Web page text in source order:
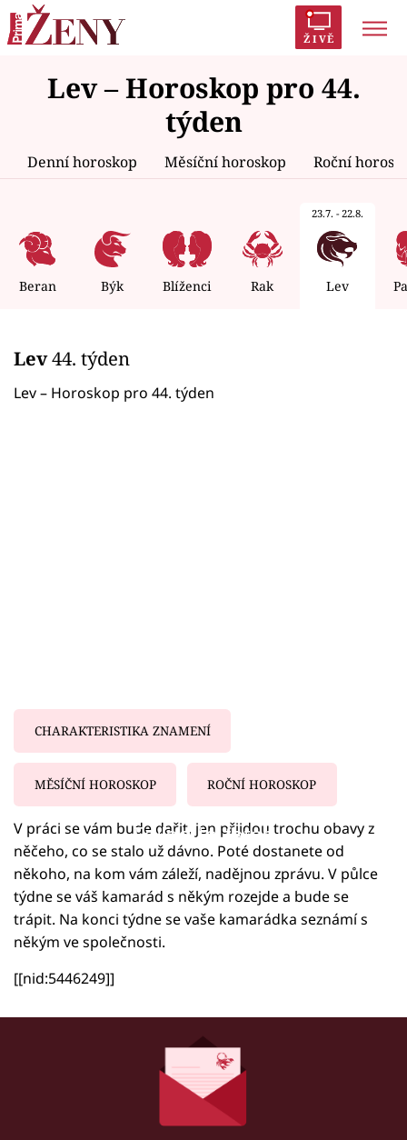
ŽIVĚ
Trendy: Polabí Inspekce Prostřeno!
AYTO?
Proměny
Témata
Celebrity
Seriály
Sledujte nás
Lev – Horoskop pro 44.
týden
Denní horoskop Měsíční horoskop Roční
Beran Býk Blíženci Rak
23.7. - 22.8.
Lev
Lev44. týden
Lev – Horoskop pro 44. týden
CHARAKTERISTIKA ZNAMENÍ
MĚSÍČNÍ HOROSKOP ROČNÍ HOROSKOP
Failed to fetch
V práci se vám bude dařit, jen přijdou trochu obavy z
něčeho, co se stalo už dávno. Poté dostanete od
někoho, na kom vám záleží, nadějnou zprávu. V půlce
týdne se váš kamarád s někým rozejde a bude se
trápit. Na konci týdne se vaše kamarádka seznámí s
někým ve společnosti.
[[nid:5446249]]